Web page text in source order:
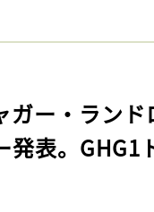
ガー・ラン
発表。GHG1